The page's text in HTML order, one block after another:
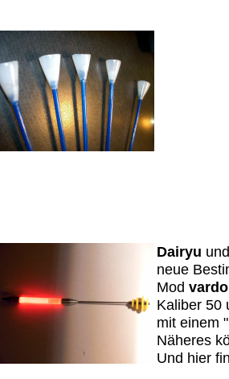
Dairyu
neue
Mod
Kaliber 50
mit einem
Näheres
Und hier